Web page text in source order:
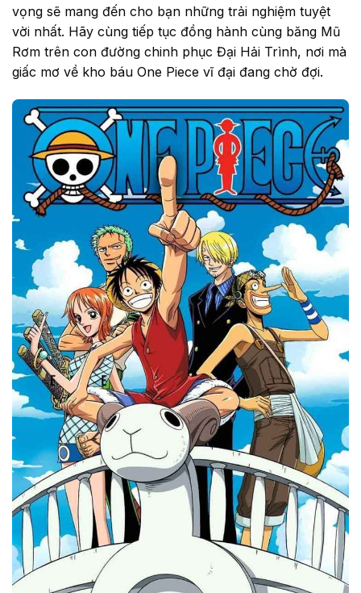
vọng sẽ mang đến cho bạn những trải nghiệm tuyệt
vời nhất. Hãy cùng tiếp tục đồng hành cùng băng Mũ
Rơm trên con đường chinh phục Đại Hải Trình, nơi mà
giấc mơ về kho báu One Piece vĩ đại đang chờ đợi.